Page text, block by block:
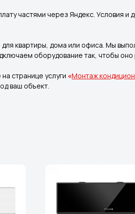
частями через Яндекс. Условия и
квартиры, дома или офиса. Мы
оборудование так, чтобы
странице услуги «Монтаж
ваш объект.